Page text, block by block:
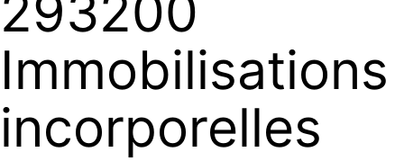
Immobilisations
incorporelles